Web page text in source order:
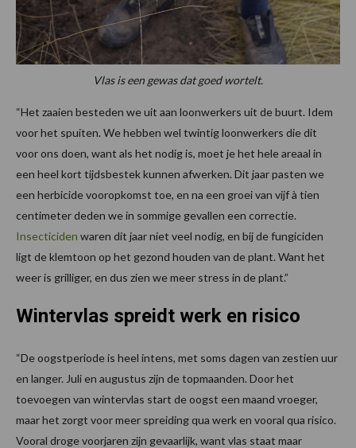
Vlas is een gewas dat goed wortelt.
“Het zaaien besteden we uit aan loonwerkers uit de buurt. Idem
voor het spuiten. We hebben wel twintig loonwerkers die dit
voor ons doen, want als het nodig is, moet je het hele areaal in
een heel kort tijdsbestek kunnen afwerken. Dit jaar pasten we
een herbicide vooropkomst toe, en na een groei van vijf à tien
centimeter deden we in sommige gevallen een correctie.
Insecticiden waren dit jaar niet veel nodig, en bij de fungiciden
ligt de klemtoon op het gezond houden van de plant. Want het
weer is grilliger, en dus zien we meer stress in de plant.”
Wintervlas spreidt werk en risico
“De oogstperiode is heel intens, met soms dagen van zestien uur
en langer. Juli en augustus zijn de topmaanden. Door het
toevoegen van wintervlas start de oogst een maand vroeger,
maar het zorgt voor meer spreiding qua werk en vooral qua risico.
Vooral droge voorjaren zijn gevaarlijk, want vlas staat maar